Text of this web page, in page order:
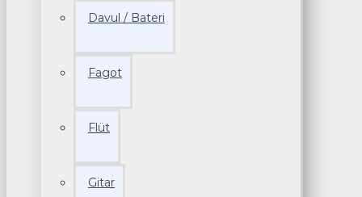
Davul / Bateri
Fagot
Flüt
Gitar